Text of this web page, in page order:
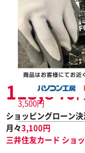
3,500円
113,840
ショッピングローン
月々3,100円
三井住友カード ショ